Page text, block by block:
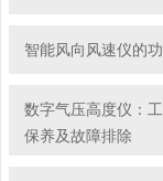
智能风向风速仪的
数字气压高度仪：
保养及故障排除